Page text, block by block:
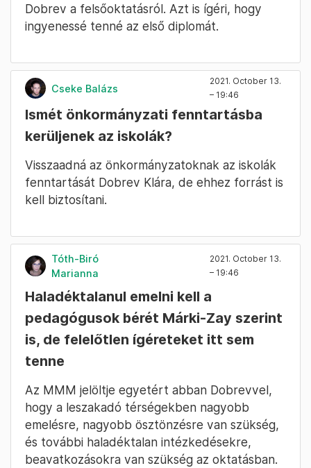
Dobrev a felsőoktatásról. Azt is ígéri, hogy
ingyenessé tenné az első diplomát.
Cseke Balázs
2021. October 13.
– 19:46
Ismét önkormányzati fenntartásba
kerüljenek az iskolák?
Visszaadná az önkormányzatoknak az iskolák
fenntartását Dobrev Klára, de ehhez forrást is
kell biztosítani.
Tóth-Biró
Marianna
2021. October 13.
– 19:46
Haladéktalanul emelni kell a
pedagógusok bérét Márki-Zay szerint
is, de felelőtlen ígéreteket itt sem
tenne
Az MMM jelöltje egyetért abban Dobrevvel,
hogy a leszakadó térségekben nagyobb
emelésre, nagyobb ösztönzésre van szükség,
és további haladéktalan intézkedésekre,
beavatkozásokra van szükség az oktatásban.